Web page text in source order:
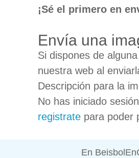
¡Sé el primero en
Envía una
Si dispones de
nuestra web al
Descripción para la
No has iniciado
registrate para poder
En